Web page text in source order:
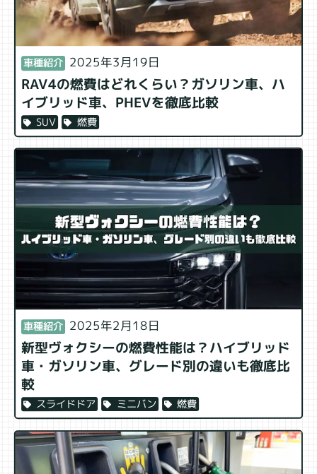
車種紹介 2025年3月19日
RAV4の燃費はどれくらい？ガソリン車、ハ
イブリッド車、PHEVを徹底比較
SUV 燃費
車種紹介 2025年2月18日
新型ヴォクシーの燃費性能は？ハイブリッド
車・ガソリン車、グレード別の違いも徹底比
較
スライドドア ミニバン 燃費